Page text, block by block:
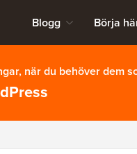
Blogg Börja
när du behöver dem